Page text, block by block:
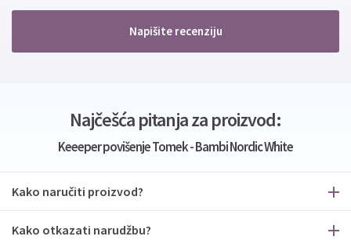
Napišite recenziju
Najčešća pitanja za proizvod:
Keeeper povišenje Tomek - Bambi Nordic White
Kako naručiti proizvod?
Kako otkazati narudžbu?